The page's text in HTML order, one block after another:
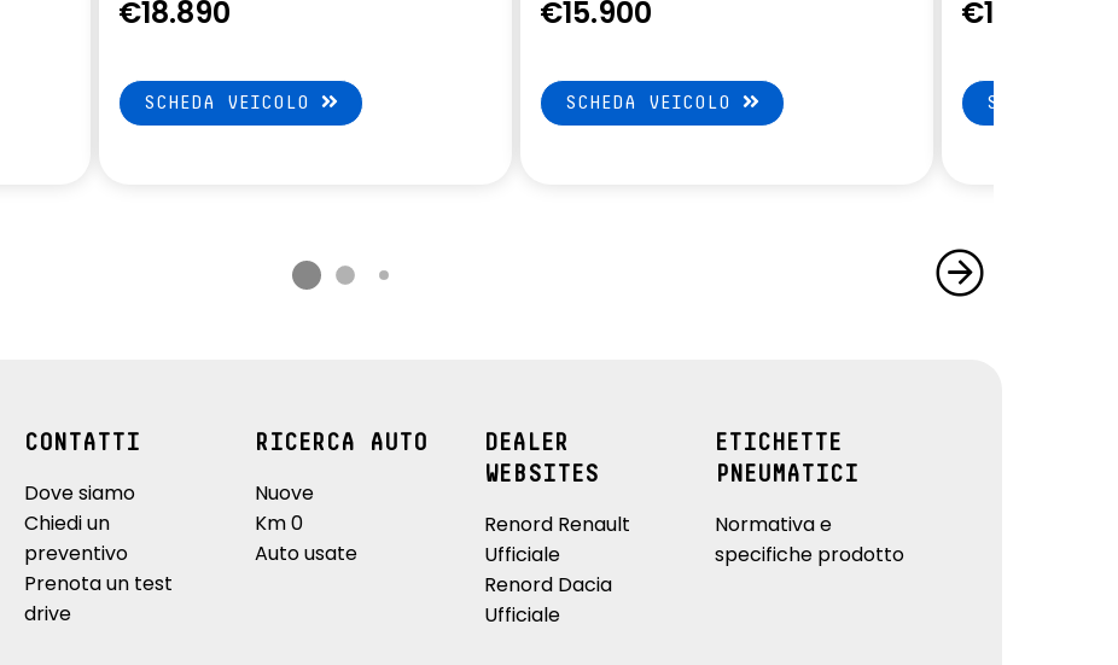
€18.890
SCHEDA VEICOLO
€15.900
SCHEDA VEICOLO
€17.490
SCHEDA
CONTATTI
Dove siamo
Chiedi un
preventivo
Prenota un test
drive
RICERCA AUTO
Nuove
Km 0
Auto usate
DEALER
WEBSITES
Renord Renault
Ufficiale
Renord Dacia
Ufficiale
ETICHETTE
PNEUMATICI
Normativa e
specifiche prodotto